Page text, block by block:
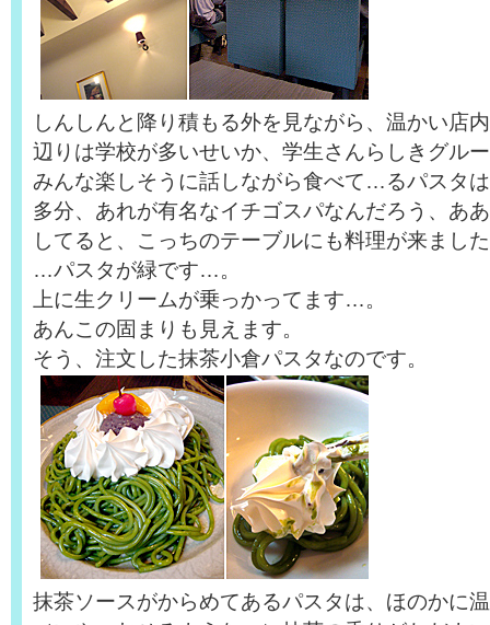
しんしんと降り積もる外を見ながら、温かい店
辺りは学校が多いせいか、学生さんらしきグル
みんな楽しそうに話しながら食べて…るパスタ
多分、あれが有名なイチゴスパなんだろう、あ
してると、こっちのテーブルにも料理が来ま
…パスタが緑です…。
上に生クリームが乗っかってます…。
あんこの固まりも見えます。
そう、注文した抹茶小倉パスタなのです。
抹茶ソースがからめてあるパスタは、ほのかに